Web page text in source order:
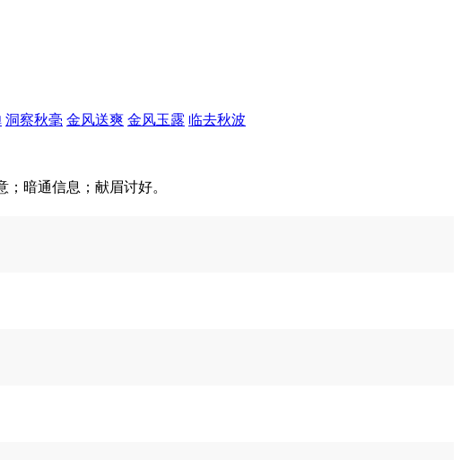
洞察秋毫 金风送爽 金风玉露 临去秋波
暗通信息；献眉讨好。